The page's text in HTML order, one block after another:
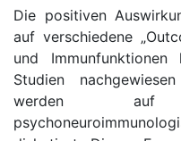
Die positiven
auf verschiedene
und Immunfunktionen
Studien
werden auf